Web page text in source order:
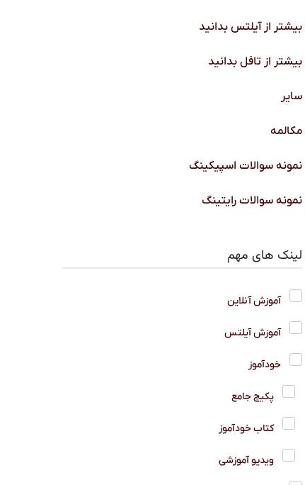
بیشتر از آیلتس بدانید
بیشتر از تافل بدانید
سایر
مکالمه
نمونه سوالات اسپیکینگ
نمونه سوالات رایتینگ
لینک های مهم
آموزش آنلاین
آموزش آیلتس
خودآموز
پکیج جامع
کتاب خودآموز
ویدیو آموزشی